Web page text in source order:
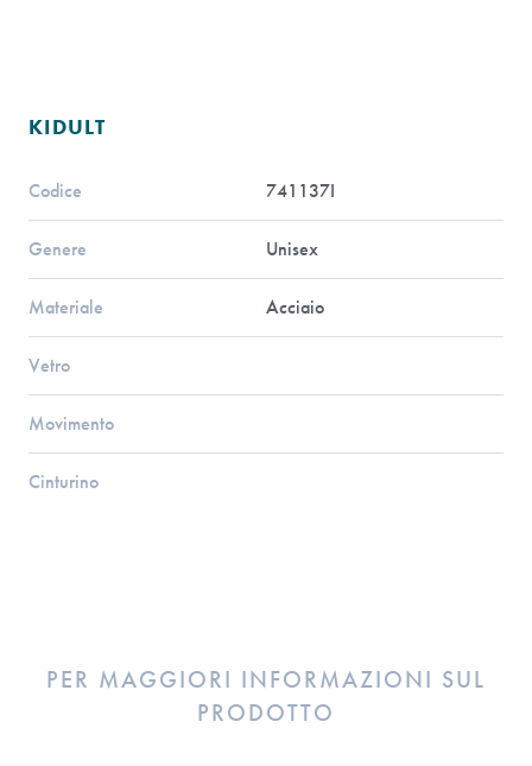
KIDULT
Codice 741137I
Genere Unisex
Materiale Acciaio
Vetro
Movimento
Cinturino
PER MAGGIORI INFORMAZIONI SUL
PRODOTTO